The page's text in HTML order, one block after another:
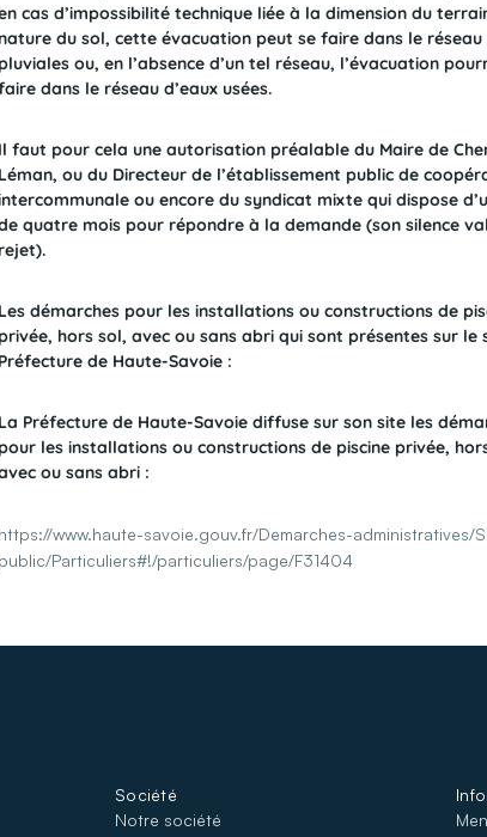
cas d’impossibilité technique liée à la dimension du
nature du sol, cette évacuation peut se faire dans le réseau
pluviales ou, en l’absence d’un tel réseau, l’évacuation
dans le réseau d’eaux usées.
Il faut pour cela une autorisation préalable du Maire de
Léman, ou du Directeur de l’établissement public de
ou encore du syndicat mixte qui dispose
quatre mois pour répondre à la demande (son silence
rejet).
Les démarches pour les installations ou constructions de
privée, hors sol, avec ou sans abri qui sont présentes sur le
Préfecture de Haute-Savoie :
La Préfecture de Haute-Savoie diffuse sur son site les
pour les installations ou constructions de piscine privée,
ou sans abri :
https://www.haute-savoie.gouv.fr/Demarches-administratives/
public/Particuliers#!/particuliers/page/F31404
Société
Notre société